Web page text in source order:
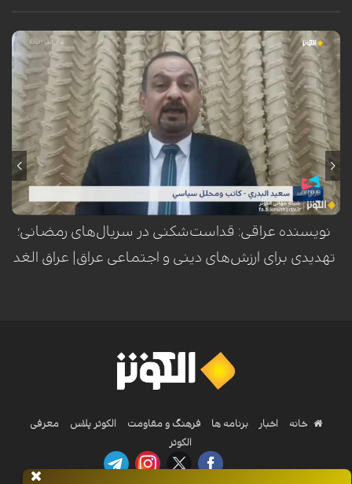
سعید البدري، نویسنده و تحلیلگر سیاسی عراق، با هشدار نسبت به استفاده از
نمادهای مقدس اهل‌بیت(ع) در برخی آثار نمایشی، این اقدام را تلاشی برای
هدف‌گیری سه رکن اساسی جامعه عراق یعنی مرجعیت، شعائر حسینی و
عشایر دانست.
نویسنده عراقی: قداست‌شکنی در سریال‌های رمضانی؛
تهدیدی برای ارزش‌های دینی و اجتماعی عراق| عراق الغد
خانه اخبار برنامه ها فرهنگ و مقاومت الکوثر پلاس
معرفی
الکوثر